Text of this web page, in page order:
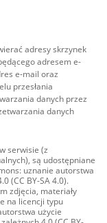
adresy skrzynek
adresem e-
e-mail oraz
przesłania
danych przez
danych
serwisie (z
są udostępniane
uznanie autorstwa
(CC BY-SA 4.0).
zdjęcia, materiały
na licencji typu
użycie